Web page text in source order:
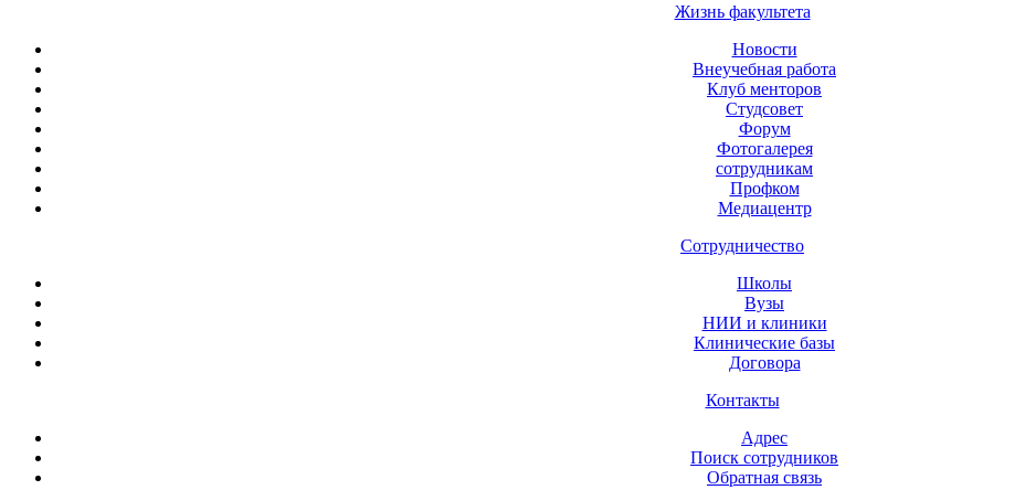
Жизнь факультета
Новости
Внеучебная работа
Клуб менторов
Студсовет
Форум
Фотогалерея
сотрудникам
Профком
Медиацентр
Сотрудничество
Школы
Вузы
НИИ и клиники
Клинические базы
Договора
Контакты
Адрес
Поиск сотрудников
Обратная связь